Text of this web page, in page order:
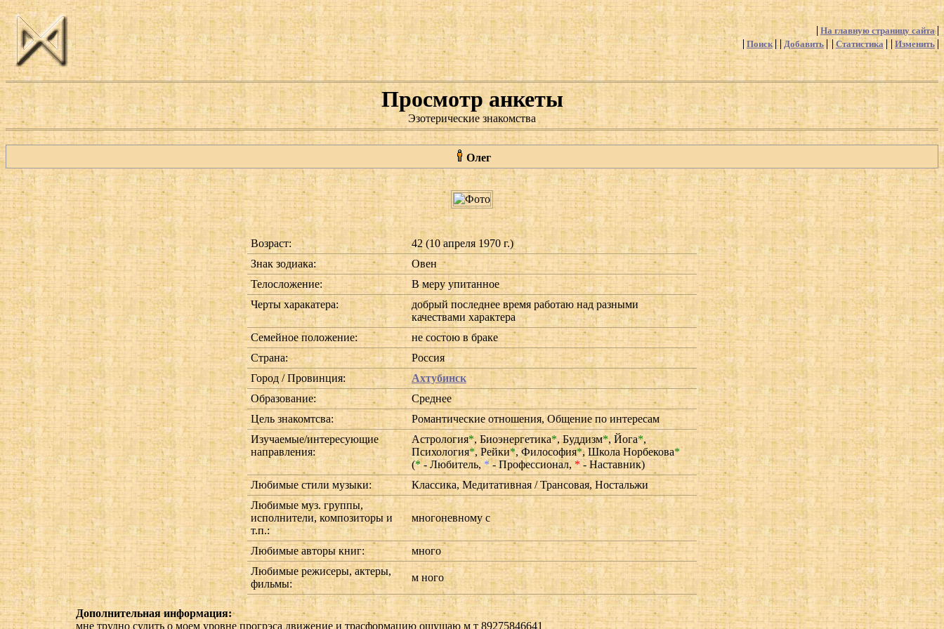
На главную страницу сайта
Поиск
Добавить Статистика Изменить
Просмотр анкеты
Эзотерические знакомства
Олег
Возраст:
42 (10 апреля 1970 г.)
Знак зодиака:
Овен
Телосложение:
В меру упитанное
Черты харакатера:
добрый последнее время работаю над разными
качествами характера
Семейное положение:
не состою в браке
Страна:
Россия
Город / Провинция:
Ахтубинск
Образование:
Среднее
Цель знакомтсва:
Романтические отношения, Общение по интересам
Изучаемые/интересующие
направления:
Астрология*, Биоэнергетика*,Буддизм*,Йога*,
Психология*, Рейки*,Философия*,Школа Норбекова*
(*- Любитель,*- Профессионал, * - Наставник)
Любимые стили музыки:
Классика, Медитативная / Трансовая, Ностальжи
Любимые муз. группы,
исполнители, композиторы и
т.п.:
многоневному с
Любимые авторы книг:
много
Любимые режисеры, актеры,
фильмы:
м ного
Дополнительная информация:
мне трудно судить о моем уровне прогрэса движение и трасформацию ощущаю м т 89275846641